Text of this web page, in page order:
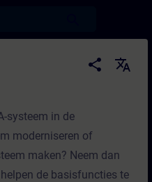
| SITRAIN
share
translate
systeem in de
moderniseren of
maken? Neem dan
de basisfuncties te